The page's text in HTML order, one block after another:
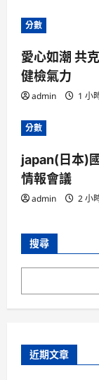
分數
愛心如潮 共
健檢氣力
admin 1 小
分數
japan(日本)
情報會議
admin 2 小
搜尋
近期文章